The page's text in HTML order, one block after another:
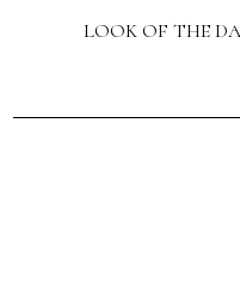
LOOK OF THE